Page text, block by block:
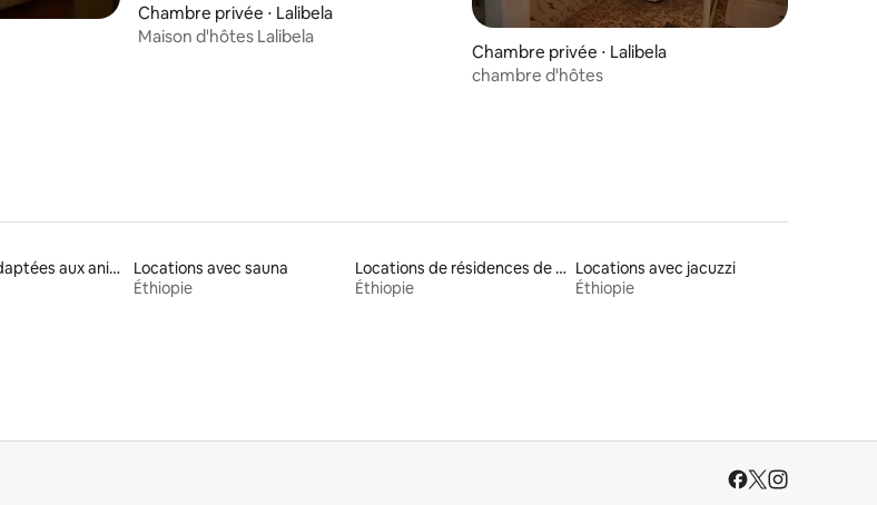
Chambre privée ⋅ Lalibela
Maison d'hôtes Lalibela
Chambre privée ⋅ Lalibela
chambre d'hôtes
Locations adaptées aux animaux
Locations avec sauna
Éthiopie
Locations de résidences de tourisme
Éthiopie
Locations avec jacuzzi
Éthiopie